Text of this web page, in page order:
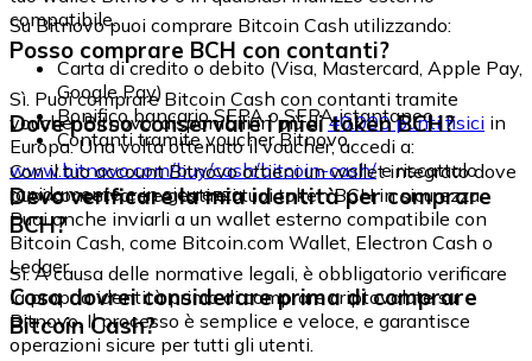
compatibile.
Su Bitnovo puoi comprare Bitcoin Cash utilizzando:
Carta di credito o debito (Visa, Mastercard, Apple Pay,
Google Pay)
Bonifico bancario SEPA o SEPA istantaneo
Contanti tramite voucher Bitnovo
Posso comprare BCH con contanti?
Sì. Puoi comprare Bitcoin Cash con contanti tramite
voucher Bitnovo, disponibili in più di40.000 punti fisici in
Europa. Una volta ottenuto il voucher, accedi a:
www.bitnovo.com/buy/cash/bitcoin-cash/e riscattalo
rapidamente e in sicurezza.
Dove posso conservare i miei token BCH?
Con il tuo account Bitnovo ottieni un wallet integrato dove
puoi conservare e gestire i tuoi token BCH in sicurezza.
Puoi anche inviarli a un wallet esterno compatibile con
Bitcoin Cash, come Bitcoin.com Wallet, Electron Cash o
Ledger.
Devo verificare la mia identità per comprare
BCH?
Sì. A causa delle normative legali, è obbligatorio verificare
la propria identità prima di comprare criptovalute su
Bitnovo. Il processo è semplice e veloce, e garantisce
operazioni sicure per tutti gli utenti.
Cosa dovrei considerare prima di comprare
Bitcoin Cash?